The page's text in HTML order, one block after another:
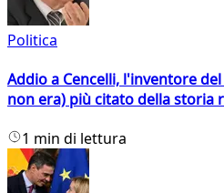
Politica
Addio a Cencelli, l'inventore
non era) più citato della storia
1 min di lettura